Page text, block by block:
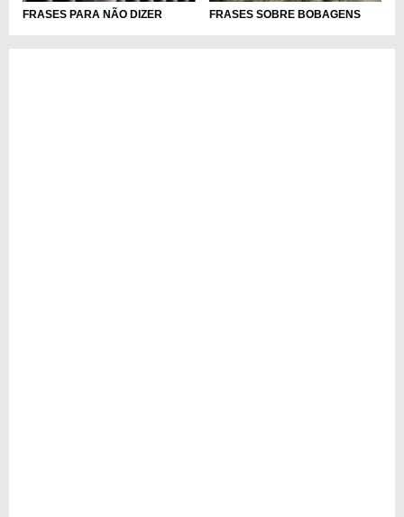
FRASES PARA NÃO DIZER FRASES SOBRE BOBAGENS